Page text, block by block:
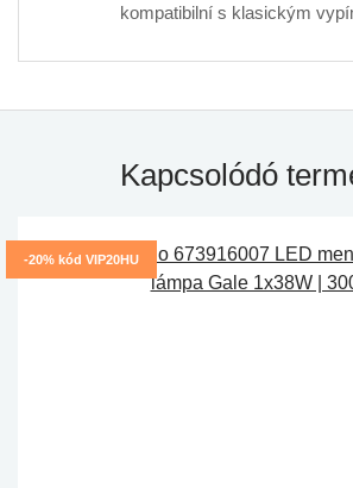
kompatibilní s klasickým
Kapcsolódó
-20% kód VIP20HU